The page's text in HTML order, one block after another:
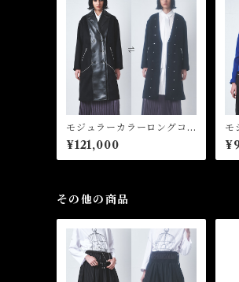
モジュラーカラーロングコ
ート Modular Collar Lo
ng Coat
¥121,000
モ
ス
その他の商品